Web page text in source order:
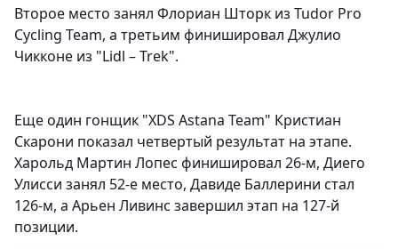
Второе место занял Флориан Шторк из Tudor Pro
Cycling Team, а третьим финишировал Джулио
Чикконе из "Lidl – Trek".
Еще один гонщик "XDS Astana Team" Кристиан
Скарони показал четвертый результат на этапе.
Харольд Мартин Лопес финишировал 26-м, Диего
Улисси занял 52-е место, Давиде Баллерини стал
126-м, а Арьен Ливинс завершил этап на 127-й
позиции.